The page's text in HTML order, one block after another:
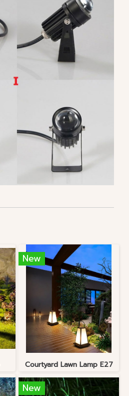
New
Courtyard Lawn Lamp E27
New